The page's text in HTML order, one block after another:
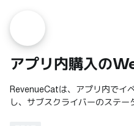
アプリ内購入の
RevenueCatは、アプリ内でイ
し、サブスクライバーのステー